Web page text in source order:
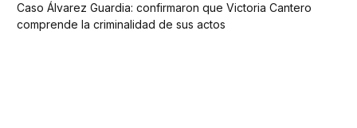
Caso Álvarez Guardia: confirmaron que Victoria Cantero
comprende la criminalidad de sus actos